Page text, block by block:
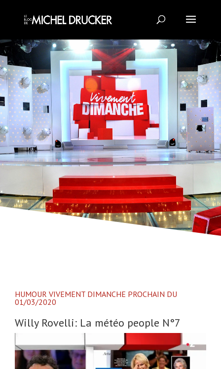
HUMOUR VIVEMENT DIMANCHE PROCHAIN DU
01/03/2020
Willy Rovelli: La météo people N°7